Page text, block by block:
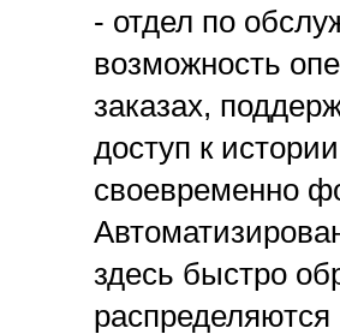
- отдел по
возможность
заказах,
доступ к
своевременно
здесь быстро